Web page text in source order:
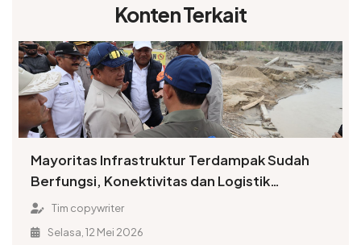
Konten Terkait
Mayoritas Infrastruktur Terdampak Sudah
Berfungsi, Konektivitas dan Logistik
Berangsur Normal
Tim copywriter
Selasa, 12 Mei 2026